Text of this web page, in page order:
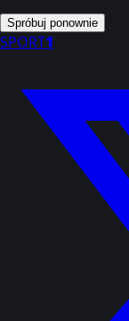
Spróbuj ponownie
SPORT1